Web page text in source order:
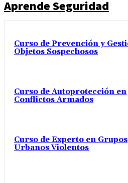
Aprende Seguridad
Curso de Prevención y
Objetos Sospechosos
Curso de Autoprotección en
Conflictos Armados
Curso de Experto en Grupos
Urbanos Violentos